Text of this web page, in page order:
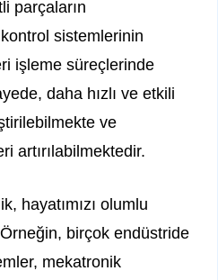
parçaların
sistemlerinin
işleme süreçlerinde
daha hızlı ve etkili
ve
artırılabilmektedir.
hayatımızı olumlu
birçok endüstride
mekatronik